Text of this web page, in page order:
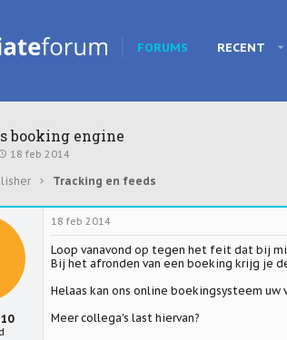
FORUMS RECENT
booking engine
S
a
t
a
18 feb 2014
Tracking en feeds
18 feb 2014
Loop vanavond op tegen het feit dat bij
Bij het afronden van een boeking krijg je
Helaas kan ons online boekingsysteem
Meer collega's last hiervan?